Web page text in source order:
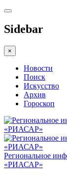
Sidebar
×
Новости
Поиск
Искусство
Архив
Гороскоп
Региональное
«РИАСАР»